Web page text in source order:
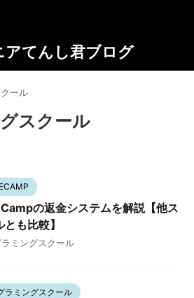
アてんし君ブログ
ール
スクール
の返金システムを解説【他ス
も比較】
ミングスクール
ラミングスクール